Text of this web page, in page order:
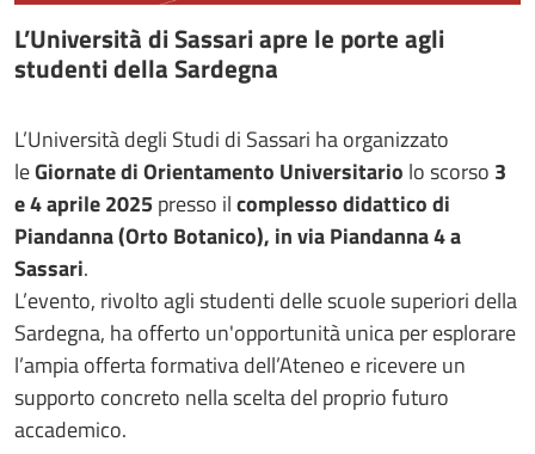
L’Università di Sassari apre le porte agli
studenti della Sardegna
L’Università degli Studi di Sassari ha organizzato
leGiornate di Orientamento Universitario lo scorso 3
e 4 aprile 2025presso ilcomplesso didattico di
Piandanna (Orto Botanico), in via Piandanna 4 a
Sassari.
L’evento, rivolto agli studenti delle scuole superiori della
Sardegna, ha offerto un'opportunità unica per esplorare
l’ampia offerta formativa dell’Ateneo e ricevere un
supporto concreto nella scelta del proprio futuro
accademico.